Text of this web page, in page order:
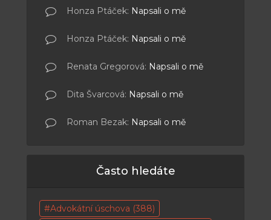
Honza Ptáček: Napsali o mě
Honza Ptáček: Napsali o mě
Renata Gregorová: Napsali o mě
Dita Švarcová: Napsali o mě
Roman Bezak: Napsali o mě
Často hledáte
Advokátní úschova (388)